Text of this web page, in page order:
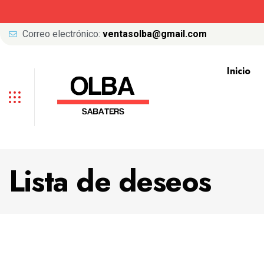
Correo electrónico: ventasolba@gmail.com
Inicio
Lista de deseos